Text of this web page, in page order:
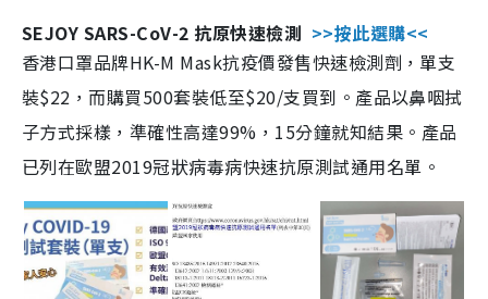
SEJOY SARS-CoV-2 抗原快速檢測 >>按此選購<<
香港口罩品牌HK-M Mask抗疫價發售快速檢測劑，單支
裝$22，而購買500套裝低至$20/支買到。產品以鼻咽拭
子方式採樣，準確性高達99%，15分鐘就知結果。產品
已列在歐盟2019冠狀病毒病快速抗原測試通用名單。